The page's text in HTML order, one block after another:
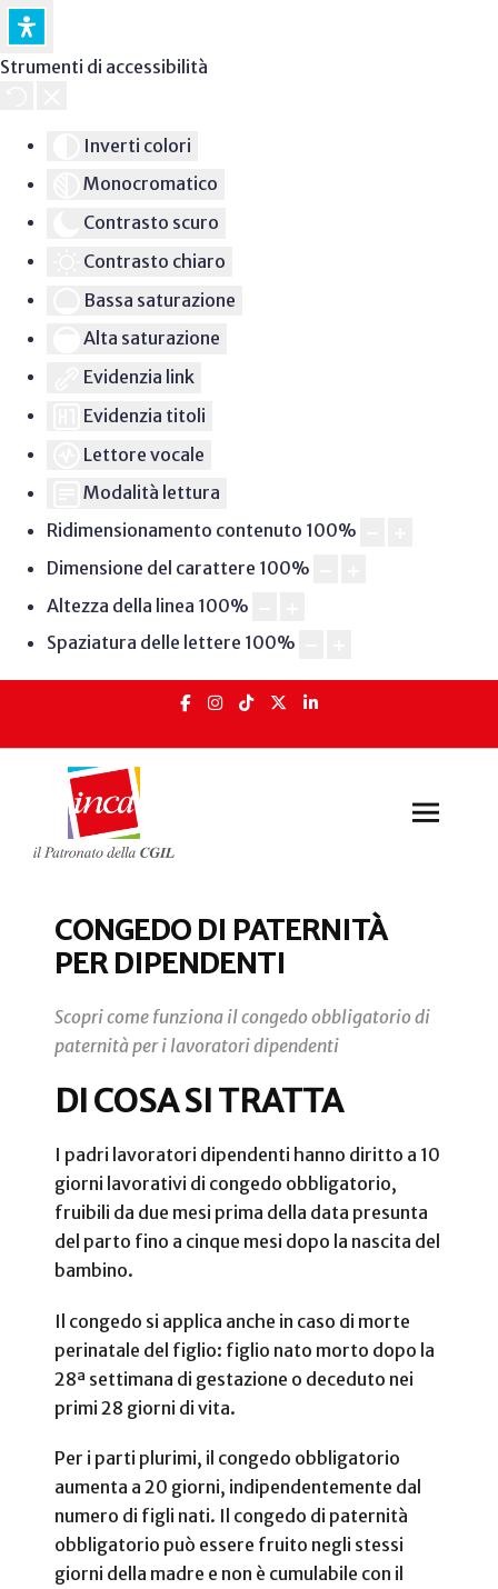
Strumenti di accessibilità
Inverti colori
Monocromatico
Contrasto scuro
Contrasto chiaro
Bassa saturazione
Alta saturazione
Evidenzia link
Evidenzia titoli
Lettore vocale
Modalità lettura
Ridimensionamento contenuto 100%
Dimensione del carattere 100%
Altezza della linea 100%
Spaziatura delle lettere 100%
CONGEDO DI PATERNITÀ
PER DIPENDENTI
Scopri come funziona il congedo obbligatorio di
paternità per i lavoratori dipendenti
DI COSA SI TRATTA
I padri lavoratori dipendenti hanno diritto a 10
giorni lavorativi di congedo obbligatorio,
fruibili da due mesi prima della data presunta
del parto fino a cinque mesi dopo la nascita del
bambino.
Il congedo si applica anche in caso di morte
perinatale del figlio: figlio nato morto dopo la
28ª settimana di gestazione o deceduto nei
primi 28 giorni di vita.
Per i parti plurimi, il congedo obbligatorio
aumenta a 20 giorni, indipendentemente dal
numero di figli nati. Il congedo di paternità
obbligatorio può essere fruito negli stessi
giorni della madre e non è cumulabile con il